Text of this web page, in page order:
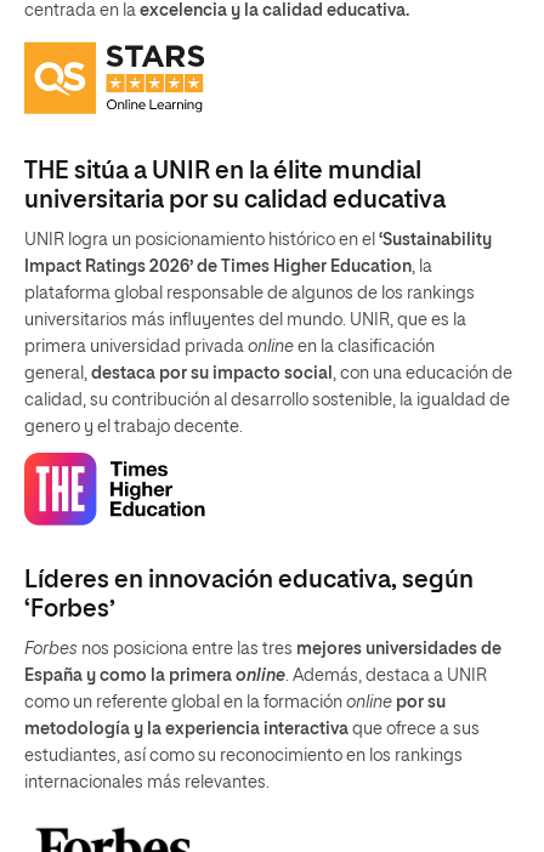
centrada en la excelencia y la calidad educativa.
THE sitúa a UNIR en la élite mundial
universitaria por su calidad educativa
UNIR logra un posicionamiento histórico en el ‘Sustainability
Impact Ratings 2026’ de Times Higher Education, la
plataforma global responsable de algunos de los rankings
universitarios más influyentes del mundo. UNIR, que es la
primera universidad privada online en la clasificación
general, destaca por su impacto social , con una educación de
calidad, su contribución al desarrollo sostenible, la igualdad de
genero y el trabajo decente.
Líderes en innovación educativa, según
‘Forbes’
Forbes nos posiciona entre las tres mejores universidades de
España y como la primera online . Además, destaca a UNIR
como un referente global en la formación online por su
metodología y la experiencia interactiva que ofrece a sus
estudiantes, así como su reconocimiento en los rankings
internacionales más relevantes.